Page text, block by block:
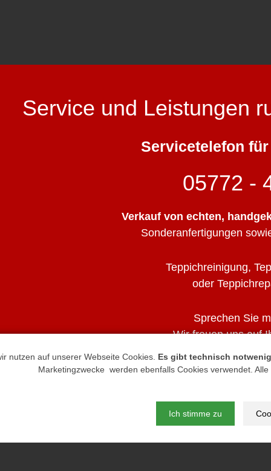
Service und Leistungen
Servicetelefon
05772 -
Verkauf von echten,
Sonderanfertigungen
Teppichreinigung,
oder
Sprechen Sie
Wir freuen uns auf
Impressum|
Teppichhaus Tönsmann, General-
nutzen auf unserer Webseite Cookies. Es gibt technisch
Marketingzwecke werden ebenfalls Cookies verwendet.
Ich stimme zu